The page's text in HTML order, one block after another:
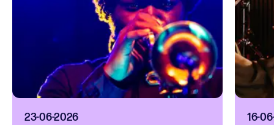
23-06-2026 16-